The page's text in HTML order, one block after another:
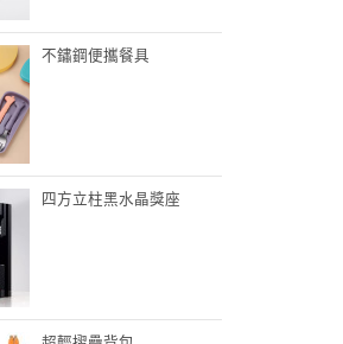
不鏽鋼便攜餐具
四方立柱黑水晶獎座